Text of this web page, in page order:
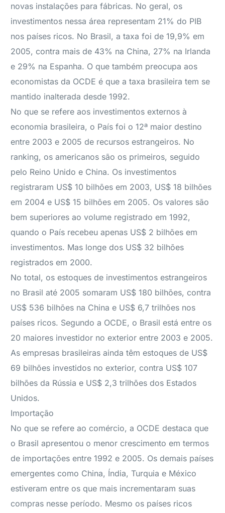
novas instalações para fábricas. No geral, os
investimentos nessa área representam 21% do PIB
nos países ricos. No Brasil, a taxa foi de 19,9% em
2005, contra mais de 43% na China, 27% na Irlanda
e 29% na Espanha. O que também preocupa aos
economistas da OCDE é que a taxa brasileira tem se
mantido inalterada desde 1992.
No que se refere aos investimentos externos à
economia brasileira, o País foi o 12ª maior destino
entre 2003 e 2005 de recursos estrangeiros. No
ranking, os americanos são os primeiros, seguido
pelo Reino Unido e China. Os investimentos
registraram US$ 10 bilhões em 2003, US$ 18 bilhões
em 2004 e US$ 15 bilhões em 2005. Os valores são
bem superiores ao volume registrado em 1992,
quando o País recebeu apenas US$ 2 bilhões em
investimentos. Mas longe dos US$ 32 bilhões
registrados em 2000.
No total, os estoques de investimentos estrangeiros
no Brasil até 2005 somaram US$ 180 bilhões, contra
US$ 536 bilhões na China e US$ 6,7 trilhões nos
países ricos. Segundo a OCDE, o Brasil está entre os
20 maiores investidor no exterior entre 2003 e 2005.
As empresas brasileiras ainda têm estoques de US$
69 bilhões investidos no exterior, contra US$ 107
bilhões da Rússia e US$ 2,3 trilhões dos Estados
Unidos.
Importação
No que se refere ao comércio, a OCDE destaca que
o Brasil apresentou o menor crescimento em termos
de importações entre 1992 e 2005. Os demais países
emergentes como China, Índia, Turquia e México
estiveram entre os que mais incrementaram suas
compras nesse período. Mesmo os países ricos